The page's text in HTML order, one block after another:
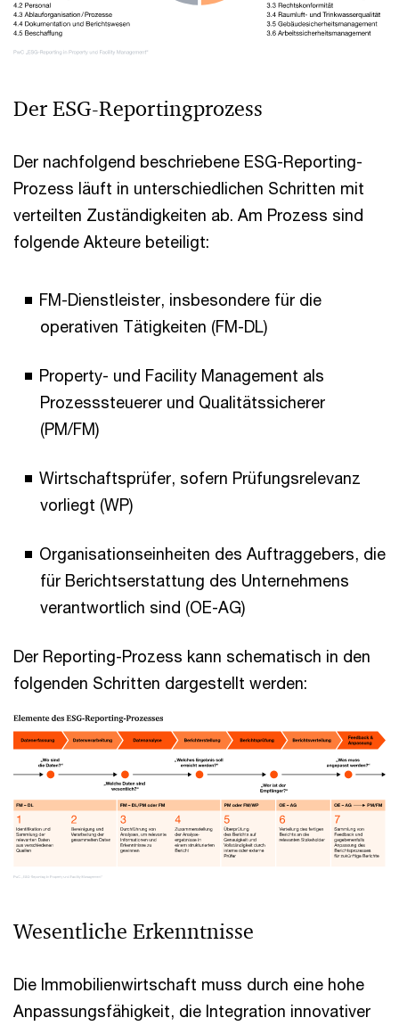
Der ESG-Reportingprozess
Der nachfolgend beschriebene ESG-Reporting-
Prozess läuft in unterschiedlichen Schritten mit
verteilten Zuständigkeiten ab. Am Prozess sind
folgende Akteure beteiligt:
FM-Dienstleister, insbesondere für die
operativen Tätigkeiten (FM-DL)
Property- und Facility Management als
Prozesssteuerer und Qualitätssicherer
(PM/FM)
Wirtschaftsprüfer, sofern Prüfungsrelevanz
vorliegt (WP)
Organisationseinheiten des Auftraggebers, die
für Berichtserstattung des Unternehmens
verantwortlich sind (OE-AG)
Der Reporting-Prozess kann schematisch in den
folgenden Schritten dargestellt werden:
Wesentliche Erkenntnisse
Die Immobilienwirtschaft muss durch eine hohe
Anpassungsfähigkeit, die Integration innovativer